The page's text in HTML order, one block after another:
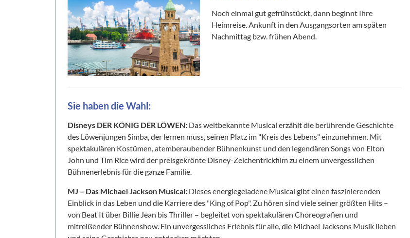
0Reise/n auf deiner Merkliste
Keine Reisen auf der Merkliste
Noch einmal gut gefrühstückt, dann beginnt Ihre
Heimreise. Ankunft in den Ausgangsorten am späten
Nachmittag bzw. frühen Abend.
Sie haben die Wahl:
Disneys DER KÖNIG DER LÖWEN: Das weltbekannte Musical erzählt die berührende Geschichte
des Löwenjungen Simba, der lernen muss, seinen Platz im "Kreis des Lebens" einzunehmen. Mit
spektakulären Kostümen, atemberaubender Bühnenkunst und den legendären Songs von Elton
John und Tim Rice wird der preisgekrönte Disney-Zeichentrickfilm zu einem unvergesslichen
Bühnenerlebnis für die ganze Familie.
MJ – Das Michael Jackson Musical: Dieses energiegeladene Musical gibt einen faszinierenden
Einblick in das Leben und die Karriere des "King of Pop". Zu hören sind viele seiner größten Hits –
von Beat It über Billie Jean bis Thriller – begleitet von spektakulären Choreografien und
mitreißender Bühnenshow. Ein unvergessliches Erlebnis für alle, die Michael Jacksons Musik lieben